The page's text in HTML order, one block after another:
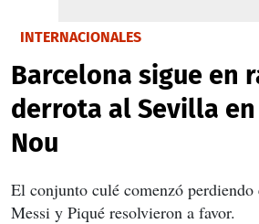
INTERNACIONALES
Barcelona sigue en
derrota al Sevilla en
Nou
El conjunto culé comenzó perdiendo
Messi y Piqué resolvieron a favor.